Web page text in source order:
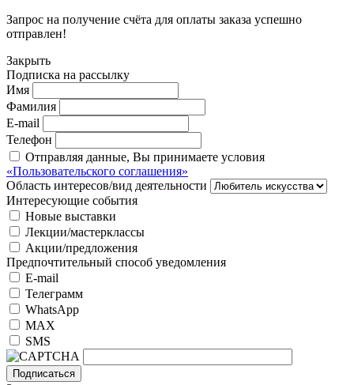
Запрос на получение счёта для оплаты заказа успешно
отправлен!
Закрыть
Подписка на рассылку
Имя
Фамилия
E-mail
Телефон
Отправляя данные, Вы принимаете условия
«Пользовательского соглашения»
Область интересов/вид деятельности
Интересующие события
Новые выставки
Лекции/мастерклассы
Акции/предложения
Предпочтительный способ уведомления
E-mail
Телеграмм
WhatsApp
MAX
SMS
Подписаться